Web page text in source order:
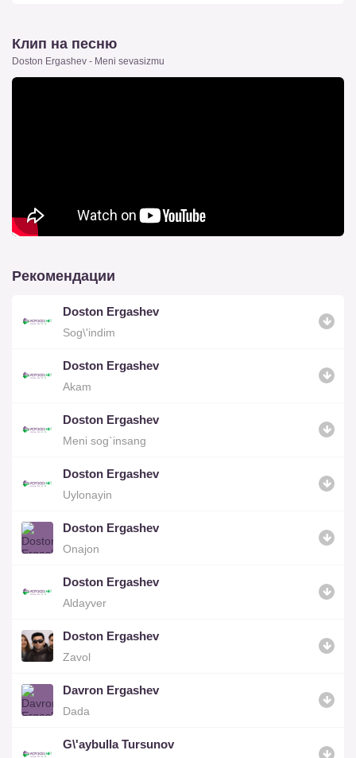
Клип на песню
Doston Ergashev - Meni sevasizmu
Рекомендации
Doston Ergashev
Sog\'indim
Doston Ergashev
Akam
Doston Ergashev
Meni sog`insang
Doston Ergashev
Uylonayin
Doston Ergashev
Onajon
Doston Ergashev
Aldayver
Doston Ergashev
Zavol
Davron Ergashev
Dada
G\'aybulla Tursunov